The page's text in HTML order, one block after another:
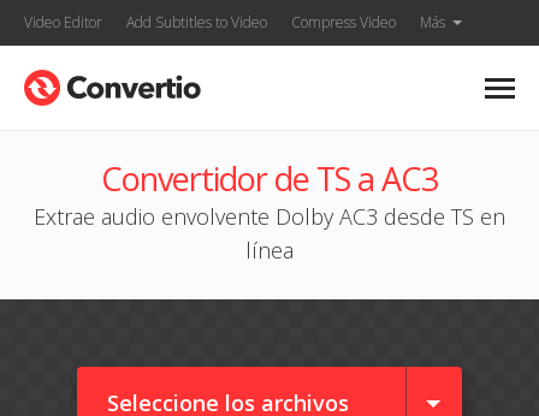
Video Editor Add Subtitles to Video Compress Video Más
Convertidor de TS a AC3
Extrae audio envolvente Dolby AC3 desde TS en
línea
Seleccione los archivos